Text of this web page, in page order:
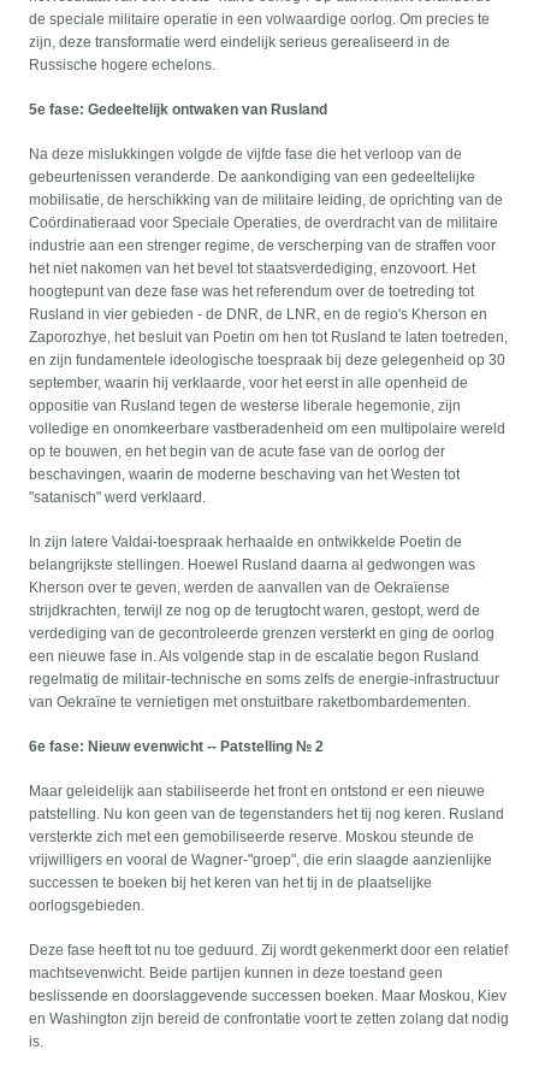
de speciale militaire operatie in een volwaardige oorlog. Om precies te
zijn, deze transformatie werd eindelijk serieus gerealiseerd in de
Russische hogere echelons.
5e fase: Gedeeltelijk ontwaken van Rusland
Na deze mislukkingen volgde de vijfde fase die het verloop van de
gebeurtenissen veranderde. De aankondiging van een gedeeltelijke
mobilisatie, de herschikking van de militaire leiding, de oprichting van de
Coördinatieraad voor Speciale Operaties, de overdracht van de militaire
industrie aan een strenger regime, de verscherping van de straffen voor
het niet nakomen van het bevel tot staatsverdediging, enzovoort. Het
hoogtepunt van deze fase was het referendum over de toetreding tot
Rusland in vier gebieden - de DNR, de LNR, en de regio's Kherson en
Zaporozhye, het besluit van Poetin om hen tot Rusland te laten toetreden,
en zijn fundamentele ideologische toespraak bij deze gelegenheid op 30
september, waarin hij verklaarde, voor het eerst in alle openheid de
oppositie van Rusland tegen de westerse liberale hegemonie, zijn
volledige en onomkeerbare vastberadenheid om een multipolaire wereld
op te bouwen, en het begin van de acute fase van de oorlog der
beschavingen, waarin de moderne beschaving van het Westen tot
"satanisch" werd verklaard.
In zijn latere Valdai-toespraak herhaalde en ontwikkelde Poetin de
belangrijkste stellingen. Hoewel Rusland daarna al gedwongen was
Kherson over te geven, werden de aanvallen van de Oekraïense
strijdkrachten, terwijl ze nog op de terugtocht waren, gestopt, werd de
verdediging van de gecontroleerde grenzen versterkt en ging de oorlog
een nieuwe fase in. Als volgende stap in de escalatie begon Rusland
regelmatig de militair-technische en soms zelfs de energie-infrastructuur
van Oekraïne te vernietigen met onstuitbare raketbombardementen.
6e fase: Nieuw evenwicht -- Patstelling № 2
Maar geleidelijk aan stabiliseerde het front en ontstond er een nieuwe
patstelling. Nu kon geen van de tegenstanders het tij nog keren. Rusland
versterkte zich met een gemobiliseerde reserve. Moskou steunde de
vrijwilligers en vooral de Wagner-"groep", die erin slaagde aanzienlijke
successen te boeken bij het keren van het tij in de plaatselijke
oorlogsgebieden.
Deze fase heeft tot nu toe geduurd. Zij wordt gekenmerkt door een relatief
machtsevenwicht. Beide partijen kunnen in deze toestand geen
beslissende en doorslaggevende successen boeken. Maar Moskou, Kiev
en Washington zijn bereid de confrontatie voort te zetten zolang dat nodig
is.